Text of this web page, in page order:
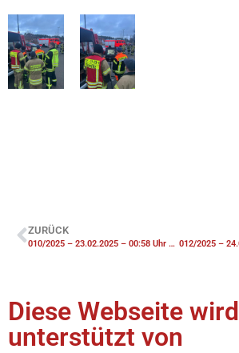
ZURÜCK
010/2025 – 23.02.2025 – 00:58 Uhr – F1 Unterstützung WF IPW
Diese Webseite wird
unterstützt von​